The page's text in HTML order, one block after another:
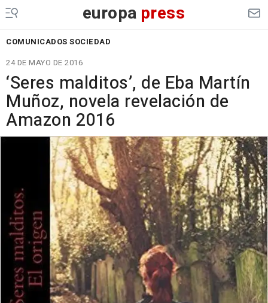
europa press
COMUNICADOS SOCIEDAD
24 DE MAYO DE 2016
‘Seres malditos’, de Eba Martín
Muñoz, novela revelación de
Amazon 2016